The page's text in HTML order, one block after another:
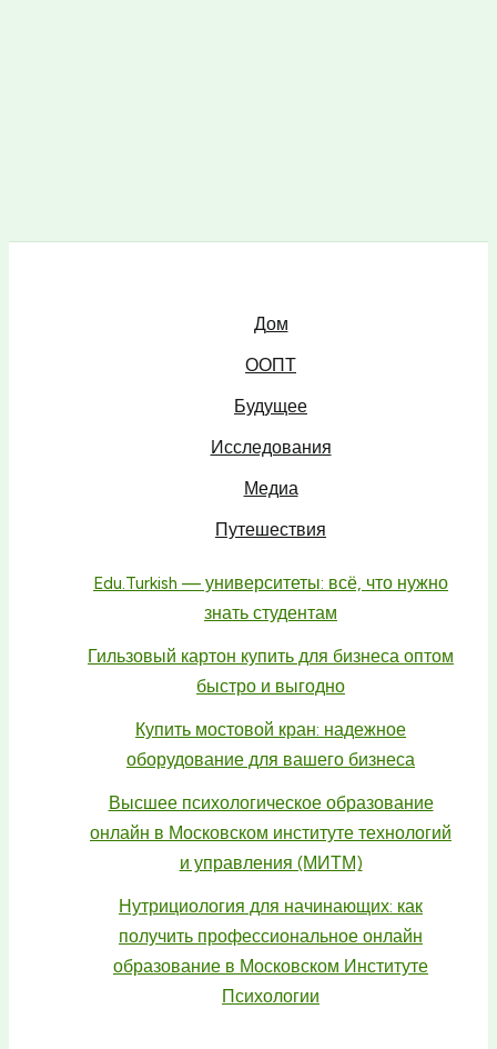
Дом
ООПТ
Будущее
Исследования
Медиа
Путешествия
Edu.Turkish — университеты: всё, что нужно
знать студентам
Гильзовый картон купить для бизнеса оптом
быстро и выгодно
Купить мостовой кран: надежное
оборудование для вашего бизнеса
Высшее психологическое образование
онлайн в Московском институте технологий
и управления (МИТМ)
Нутрициология для начинающих: как
получить профессиональное онлайн
образование в Московском Институте
Психологии